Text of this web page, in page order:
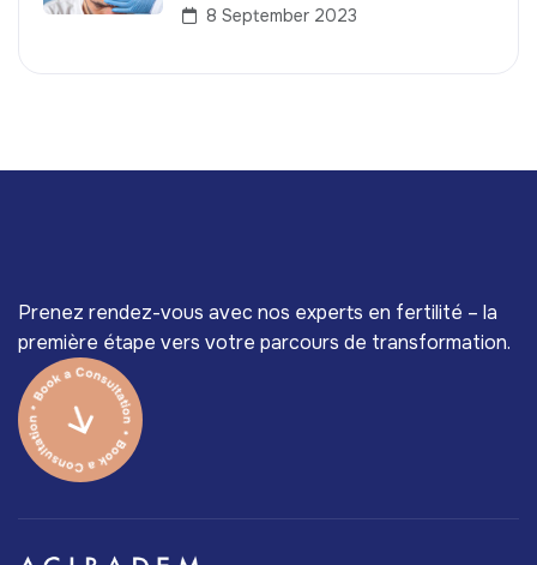
8 September 2023
Prenez rendez-vous avec nos experts en fertilité – la
première étape vers votre parcours de transformation.